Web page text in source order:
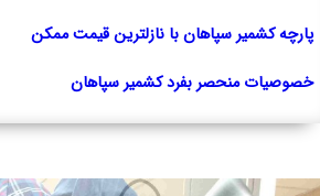
پارچه کشمیر سپاهان با نازلترین قیمت ممکن
خصوصیات منحصر بفرد کشمیر سپاهان